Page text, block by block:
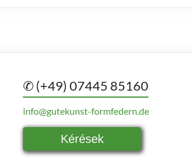
✆ (+49) 07445 85160
info@gutekunst-formfedern.de
Kérések